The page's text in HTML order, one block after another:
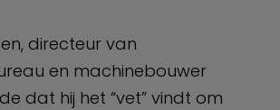
directeur van
en machinebouwer
dat hij het “vet” vindt om